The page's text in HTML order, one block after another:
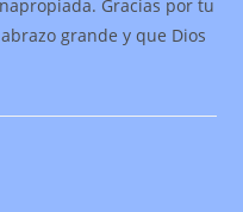
Gracias por tu
grande y que Dios